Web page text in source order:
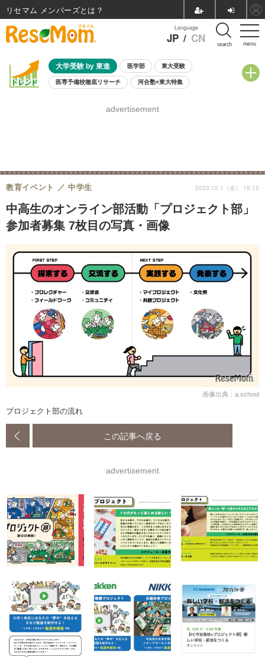
menu
Language
JP / CN search
大学受験 by 東進 医学部 東大受験
医専予備校徹底リサーチ 河合塾×東大特集
8月開催学校説明会・相談会
advertisement
中高生のオンライン部活動「プロジェクト部」
参加者募集 7枚目の写真・画像
教育イベント 中学生 2023.12.1（金） 15:15
画像出典：a.school
プロジェクト部の流れ
この記事へ戻る
advertisement
リセマム メンバーズ